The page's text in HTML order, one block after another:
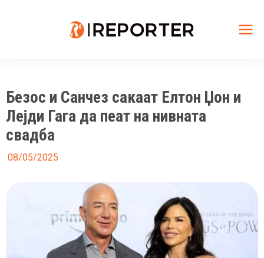
Безос и Санчез сакаат Елтон Џон и
Лејди Гага да пеат на нивната
свадба
08/05/2025